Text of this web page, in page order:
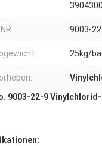
9003-
25kg/
9003-22-9